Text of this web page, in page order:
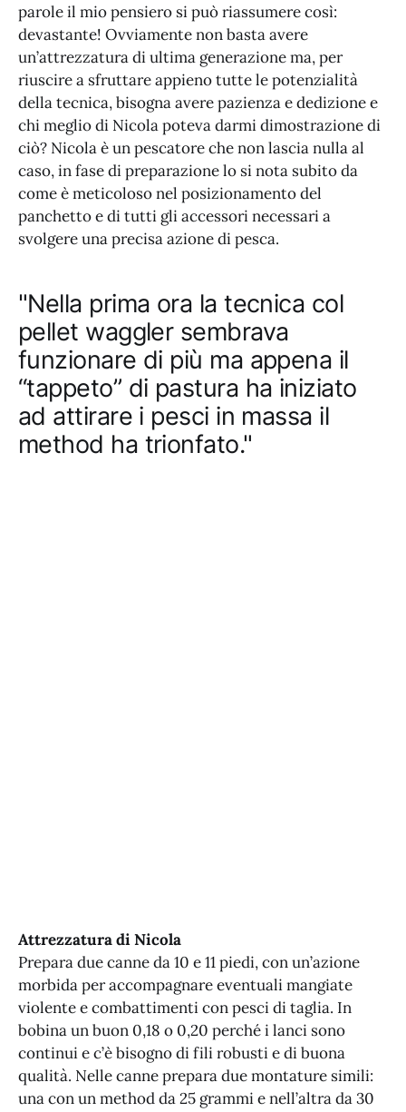
parole il mio pensiero si può riassumere così:
devastante! Ovviamente non basta avere
un’attrezzatura di ultima generazione ma, per
riuscire a sfruttare appieno tutte le potenzialità
della tecnica, bisogna avere pazienza e dedizione e
chi meglio di Nicola poteva darmi dimostrazione di
ciò? Nicola è un pescatore che non lascia nulla al
caso, in fase di preparazione lo si nota subito da
come è meticoloso nel posizionamento del
panchetto e di tutti gli accessori necessari a
svolgere una precisa azione di pesca.
"Nella prima ora la tecnica col
pellet waggler sembrava
funzionare di più ma appena il
“tappeto” di pastura ha iniziato
ad attirare i pesci in massa il
method ha trionfato."
Attrezzatura di Nicola
Prepara due canne da 10 e 11 piedi, con un’azione
morbida per accompagnare eventuali mangiate
violente e combattimenti con pesci di taglia. In
bobina un buon 0,18 o 0,20 perché i lanci sono
continui e c’è bisogno di fili robusti e di buona
qualità. Nelle canne prepara due montature simili:
una con un method da 25 grammi e nell’altra da 30